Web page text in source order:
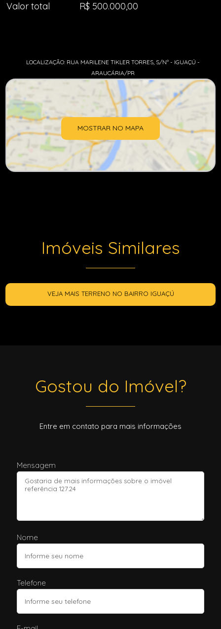
Valor total
R$ 500.000,00
LOCALIZAÇÃO: RUA MARILENE TIKLER TORRES, S/Nº - IGUAÇÚ -
ARAUCÁRIA/PR
MOSTRAR NO MAPA
Imóveis Similares
VEJA MAIS TERRENO NO BAIRRO IGUAÇÚ
Gostou do Imóvel?
Entre em contato para mais informações
Mensagem
Nome
Telefone